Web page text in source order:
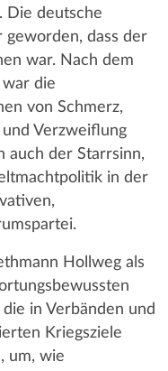
Die deutsche
geworden, dass der
war. Nach dem
war die
von Schmerz,
und Verzweiflung
auch der Starrsinn,
in der
Hollweg als
in Verbänden und
Kriegsziele
um, wie